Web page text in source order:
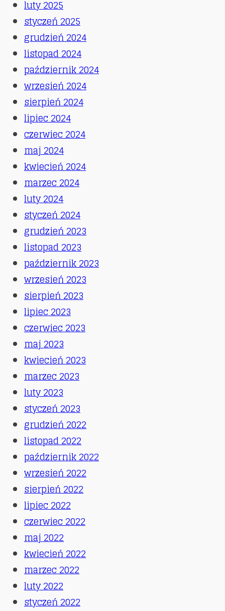
luty 2025
styczeń 2025
grudzień 2024
listopad 2024
październik 2024
wrzesień 2024
sierpień 2024
lipiec 2024
czerwiec 2024
maj 2024
kwiecień 2024
marzec 2024
luty 2024
styczeń 2024
grudzień 2023
listopad 2023
październik 2023
wrzesień 2023
sierpień 2023
lipiec 2023
czerwiec 2023
maj 2023
kwiecień 2023
marzec 2023
luty 2023
styczeń 2023
grudzień 2022
listopad 2022
październik 2022
wrzesień 2022
sierpień 2022
lipiec 2022
czerwiec 2022
maj 2022
kwiecień 2022
marzec 2022
luty 2022
styczeń 2022